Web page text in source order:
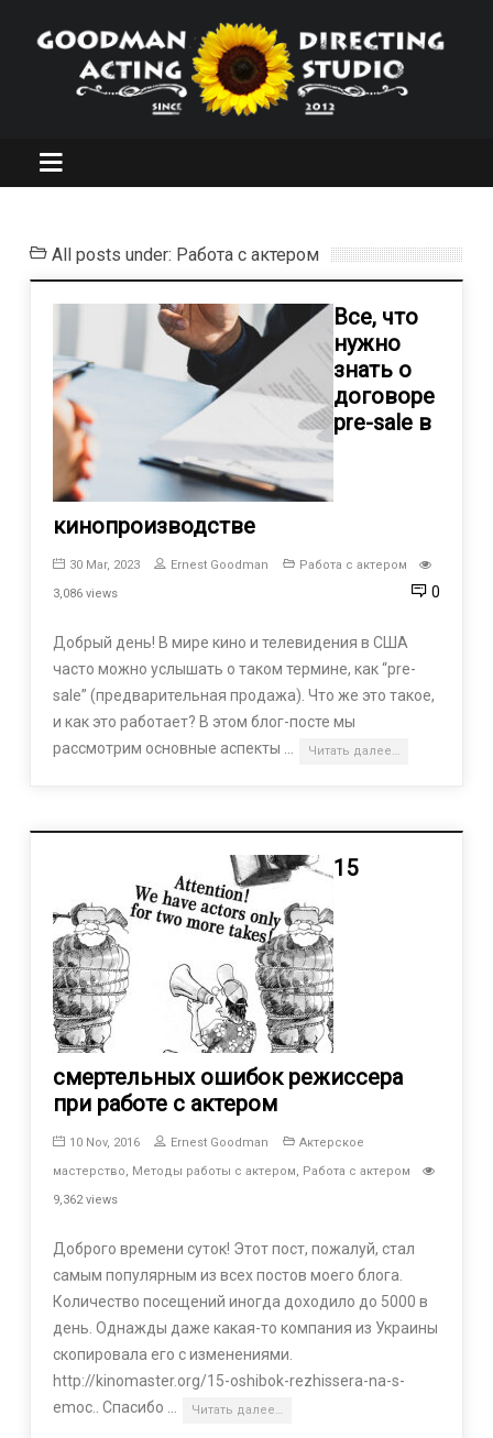
All posts under: Работа с актером
Все, что
нужно
знать о
договоре
pre-sale в
кинопроизводстве
30 Mar, 2023 Ernest Goodman
Работа с актером
3,086 views
0
Добрый день! В мире кино и телевидения в США
часто можно услышать о таком термине, как “pre-
sale” (предварительная продажа). Что же это такое,
и как это работает? В этом блог-посте мы
рассмотрим основные аспекты …
Читать далее…
15
смертельных ошибок режиссера
при работе с актером
10 Nov, 2016 Ernest Goodman
Актерское
мастерство, Методы работы с актером, Работа с актером
9,362 views
Доброго времени суток! Этот пост, пожалуй, стал
самым популярным из всех постов моего блога.
Количество посещений иногда доходило до 5000 в
день. Однажды даже какая-то компания из Украины
скопировала его с изменениями.
http://kinomaster.org/15-oshibok-rezhissera-na-s-
emoc.. Спасибо …
Читать далее…